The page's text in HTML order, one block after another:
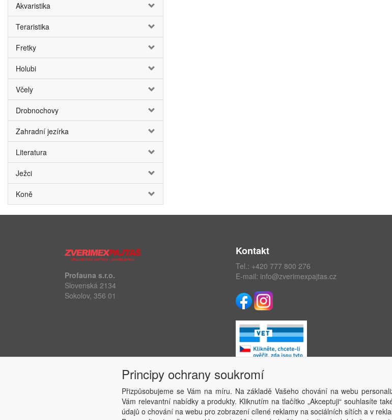
Akvaristika
Teraristika
Fretky
Holubi
Včely
Drobnochovy
Zahradní jezírka
Literatura
Ježci
Koně
Profauna s.r.o.
Slovenská 2134
Sokolov, 356 01
Kontakt
Tel.: +420 777 800 276
E-mail: info@zverimexpajtas.cz
Copyright © ABRA Software a.s.
Principy ochrany soukromí
Přizpůsobujeme se Vám na míru. Na základě Vašeho chování na webu
Vám relevantní nabídky a produkty. Kliknutím na tlačítko „Akceptuji“ souhlasíte
údajů o chování na webu pro zobrazení cílené reklamy na sociálních sítích a v